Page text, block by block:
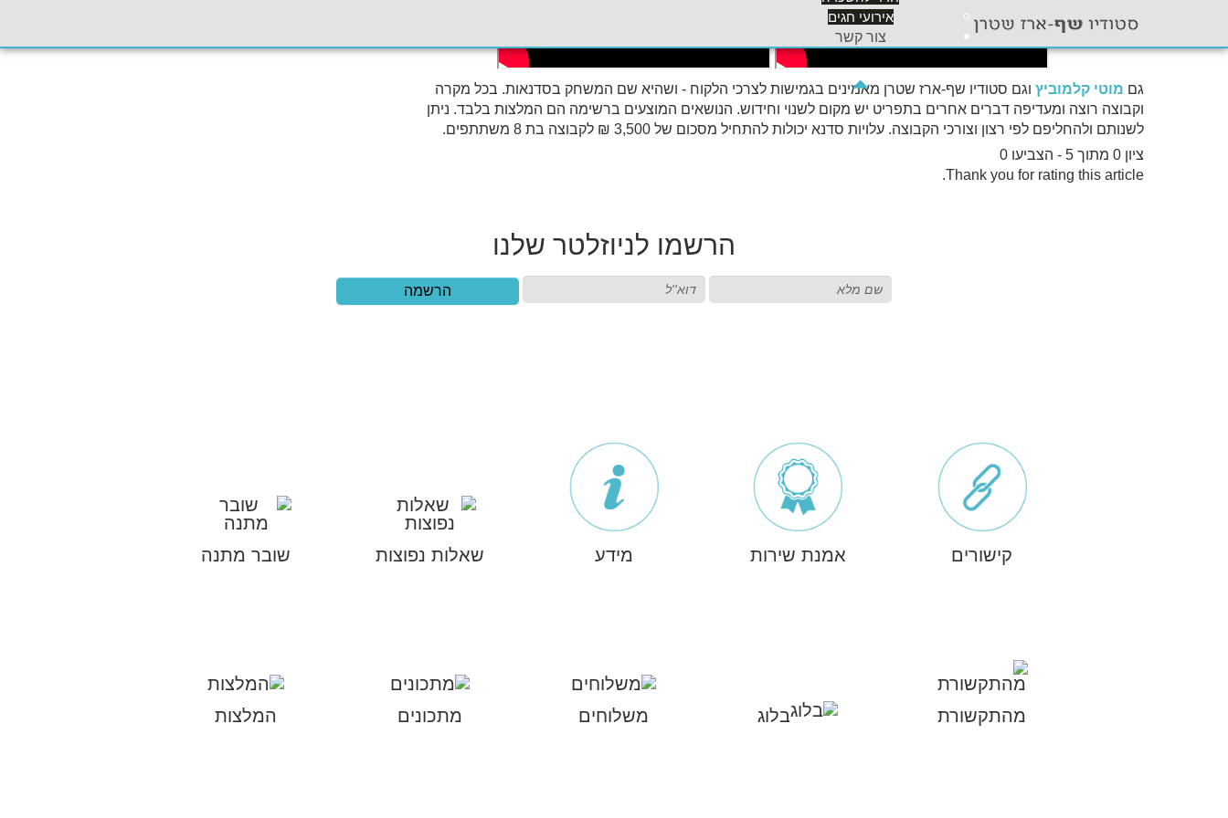
אירועי חגים
צור קשר
גם מוטי קלמוביץ וגם סטודיו שף-ארז שטרן מאמינים בגמישות לצרכי הלקוח - ושהיא שם המשחק בסדנאות. בכל מקרה
וקבוצה רוצה ומעדיפה דברים אחרים בתפריט יש מקום לשנוי וחידוש. הנושאים המוצעים ברשימה הם המלצות בלבד. ניתן
לשנותם ולהחליפם לפי רצון וצורכי הקבוצה. עלויות סדנא יכולות להתחיל מסכום של 3,500 ₪ לקבוצה בת 8 משתתפים.
ציון 0 מתוך 5 - הצביעו 0
Thank you for rating this article.
הרשמו לניוזלטר שלנו
הרשמה
קישורים אמנת שירות מידע שאלות נפוצות שובר מתנה
מהתקשורת בלוג משלוחים מתכונים המלצות